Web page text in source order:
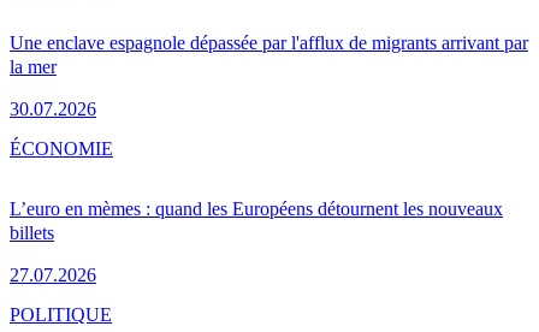
Une enclave espagnole dépassée par l'afflux de migrants arrivant par
la mer
30.07.2026
L’euro en mèmes : quand les Européens détournent les nouveaux
billets
27.07.2026
ÉCONOMIE
POLITIQUE